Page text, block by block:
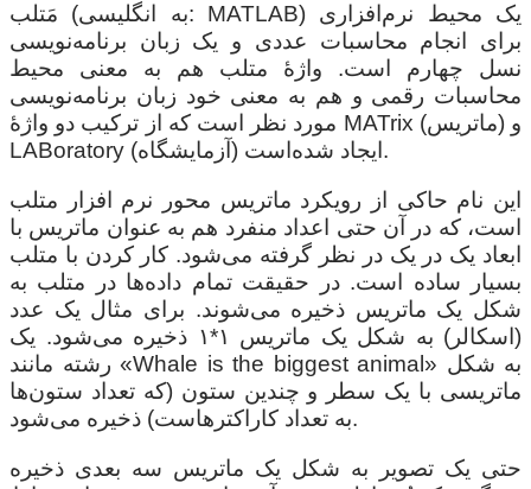
مَتلب (به انگلیسی: MATLAB) یک محیط نرم‌افزاری
برای انجام محاسبات عددی و یک زبان برنامه‌نویسی
نسل چهارم است. واژهٔ متلب هم به معنی محیط
محاسبات رقمی و هم به معنی خود زبان برنامه‌نویسی
مورد نظر است که از ترکیب دو واژهٔ MATrix (ماتریس) و
LABoratory (آزمایشگاه) ایجاد شده‌است.
این نام حاکی از رویکرد ماتریس محور نرم افزار متلب
است، که در آن حتی اعداد منفرد هم به عنوان ماتریس با
ابعاد یک در یک در نظر گرفته می‌شود. کار کردن با متلب
بسیار ساده است. در حقیقت تمام داده‌ها در متلب به
شکل یک ماتریس ذخیره می‌شوند. برای مثال یک عدد
(اسکالر) به شکل یک ماتریس ۱*۱ ذخیره می‌شود. یک
رشته مانند «Whale is the biggest animal» به شکل
ماتریسی با یک سطر و چندین ستون (که تعداد ستون‌ها
به تعداد کاراکترهاست) ذخیره می‌شود.
حتی یک تصویر به شکل یک ماتریس سه بعدی ذخیره